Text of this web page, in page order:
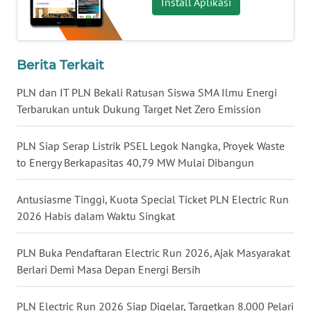
Berita Terkait
PLN dan IT PLN Bekali Ratusan Siswa SMA Ilmu Energi
Terbarukan untuk Dukung Target Net Zero Emission
PLN Siap Serap Listrik PSEL Legok Nangka, Proyek Waste
to Energy Berkapasitas 40,79 MW Mulai Dibangun
Antusiasme Tinggi, Kuota Special Ticket PLN Electric Run
2026 Habis dalam Waktu Singkat
PLN Buka Pendaftaran Electric Run 2026, Ajak Masyarakat
Berlari Demi Masa Depan Energi Bersih
PLN Electric Run 2026 Siap Digelar, Targetkan 8.000 Pelari
WN
KALTENG
WN
WN
WN
GORONTALO